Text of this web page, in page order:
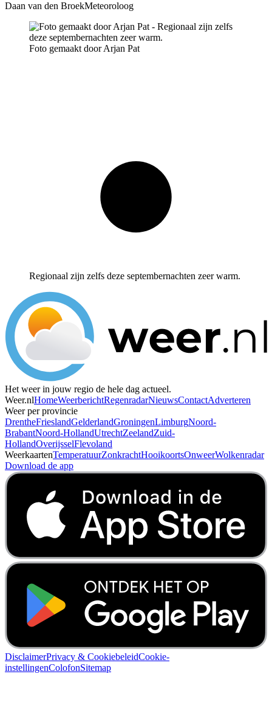
Daan van den BroekMeteoroloog
Foto gemaakt door Arjan Pat
Regionaal zijn zelfs deze septembernachten zeer warm.
Het weer in jouw regio de hele dag actueel.
Weer.nlHomeWeerberichtRegenradarNieuwsContactAdverteren
Weer per provincie
DrentheFrieslandGelderlandGroningenLimburgNoord-
BrabantNoord-HollandUtrechtZeelandZuid-
HollandOverijsselFlevoland
WeerkaartenTemperatuurZonkrachtHooikoortsOnweerWolkenradar
Download de app
DisclaimerPrivacy & CookiebeleidCookie-
instellingenColofonSitemap